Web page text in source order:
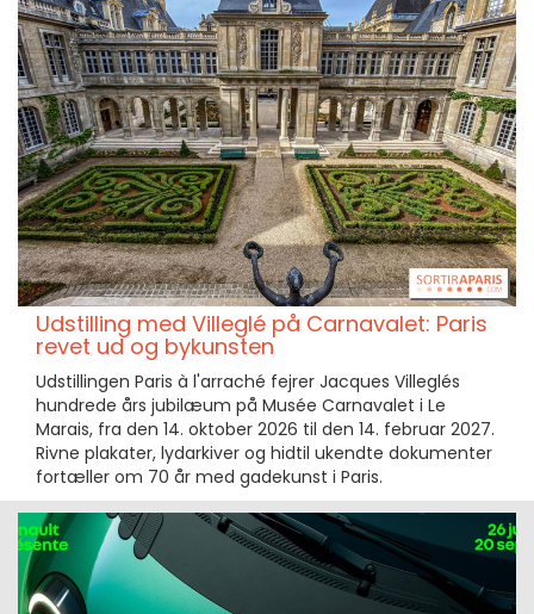
Udstilling med Villeglé på Carnavalet: Paris
revet ud og bykunsten
Udstillingen Paris à l'arraché fejrer Jacques Villeglés
hundrede års jubilæum på Musée Carnavalet i Le
Marais, fra den 14. oktober 2026 til den 14. februar 2027.
Rivne plakater, lydarkiver og hidtil ukendte dokumenter
fortæller om 70 år med gadekunst i Paris.